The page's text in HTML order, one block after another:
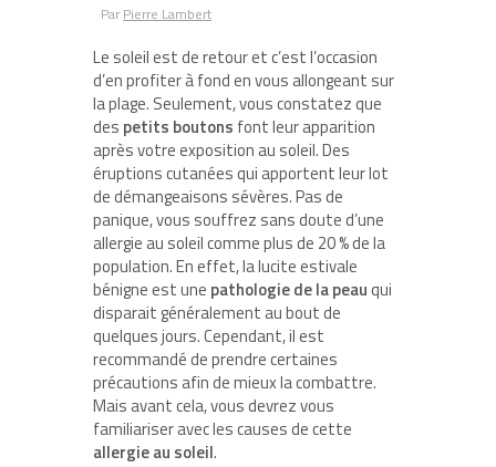
Par Pierre Lambert
Le soleil est de retour et c’est l’occasion
d’en profiter à fond en vous allongeant sur
la plage. Seulement, vous constatez que
des petits boutons font leur apparition
après votre exposition au soleil. Des
éruptions cutanées qui apportent leur lot
de démangeaisons sévères. Pas de
panique, vous souffrez sans doute d’une
allergie au soleil comme plus de 20 % de la
population. En effet, la lucite estivale
bénigne est une pathologie de la peauqui
disparait généralement au bout de
quelques jours. Cependant, il est
recommandé de prendre certaines
précautions afin de mieux la combattre.
Mais avant cela, vous devrez vous
familiariser avec les causes de cette
allergie au soleil.